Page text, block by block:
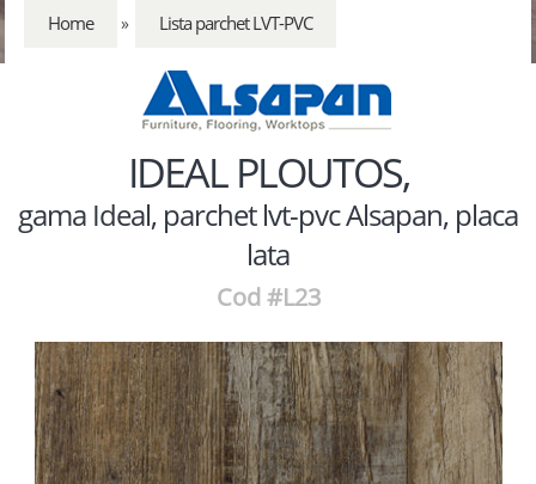
Home » Lista parchet LVT-PVC
IDEAL PLOUTOS,
gama Ideal, parchet lvt-pvc Alsapan, placa
lata
Cod #L23